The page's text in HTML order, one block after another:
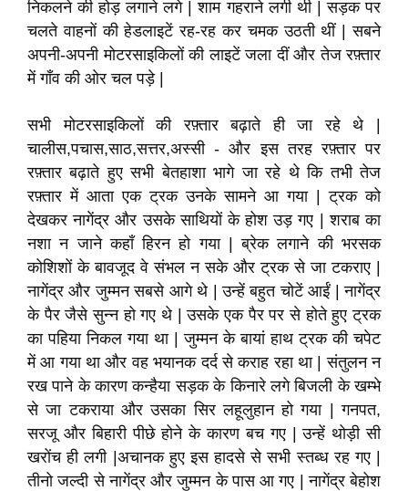
निकलने की होड़ लगाने लगे | शाम गहराने लगी थी | सड़क पर
चलते वाहनों की हेडलाइटें रह-रह कर चमक उठती थीं | सबने
अपनी-अपनी मोटरसाइकिलों की लाइटें जला दीं और तेज रफ़्तार
में गाँव की ओर चल पड़े |
सभी मोटरसाइकिलों की रफ़्तार बढ़ाते ही जा रहे थे |
चालीस,पचास,साठ,सत्तर,अस्सी - और इस तरह रफ़्तार पर
रफ़्तार बढ़ाते हुए सभी बेतहाशा भागे जा रहे थे कि तभी तेज
रफ़्तार में आता एक ट्रक उनके सामने आ गया | ट्रक को
देखकर नागेंद्र और उसके साथियों के होश उड़ गए | शराब का
नशा न जाने कहाँ हिरन हो गया | ब्रेक लगाने की भरसक
कोशिशों के बावजूद वे संभल न सके और ट्रक से जा टकराए |
नागेंद्र और जुम्मन सबसे आगे थे | उन्हें बहुत चोटें आईं | नागेंद्र
के पैर जैसे सुन्न हो गए थे | उसके एक पैर पर से होते हुए ट्रक
का पहिया निकल गया था | जुम्मन के बायां हाथ ट्रक की चपेट
में आ गया था और वह भयानक दर्द से कराह रहा था | संतुलन न
रख पाने के कारण कन्हैया सड़क के किनारे लगे बिजली के खम्भे
से जा टकराया और उसका सिर लहूलुहान हो गया | गनपत,
सरजू और बिहारी पीछे होने के कारण बच गए | उन्हें थोड़ी सी
खरोंच ही लगी |अचानक हुए इस हादसे से सभी स्तब्ध रह गए |
तीनो जल्दी से नागेंद्र और जुम्मन के पास आ गए | नागेंद्र बेहोश